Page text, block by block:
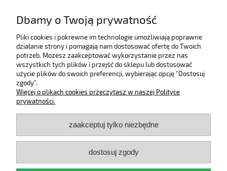
Moje konto
Płatności i dostawa
Informacje
Dbamy o Twoją prywatność
Pliki cookies i pokrewne im technologie umożliwiają poprawne
działanie strony i pomagają nam dostosować ofertę do Twoich
potrzeb. Możesz zaakceptować wykorzystanie przez nas
wszystkich tych plików i przejść do sklepu lub dostosować
użycie plików do swoich preferencji, wybierając opcję "Dostosuj
zgody".
Więcej o plikach cookies przeczytasz w naszej Polityce
prywatności.
zaakceptuj tylko niezbędne
dostosuj zgody